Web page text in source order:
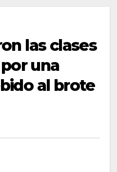
las clases
una
al brote